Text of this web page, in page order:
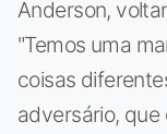
Anderson,
"Temos uma
coisas
adversário, que